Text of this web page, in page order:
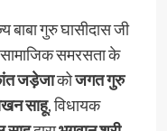
गुरु घासीदास जी
समरसता के
जड़ेजाकोजगत गुरु
साहू, विधायक